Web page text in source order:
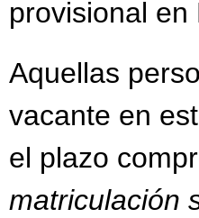
provisional
Aquellas
vacante en
el plazo
matriculación